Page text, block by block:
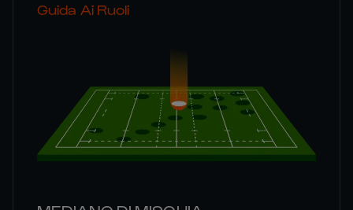
Guida Ai Ruoli